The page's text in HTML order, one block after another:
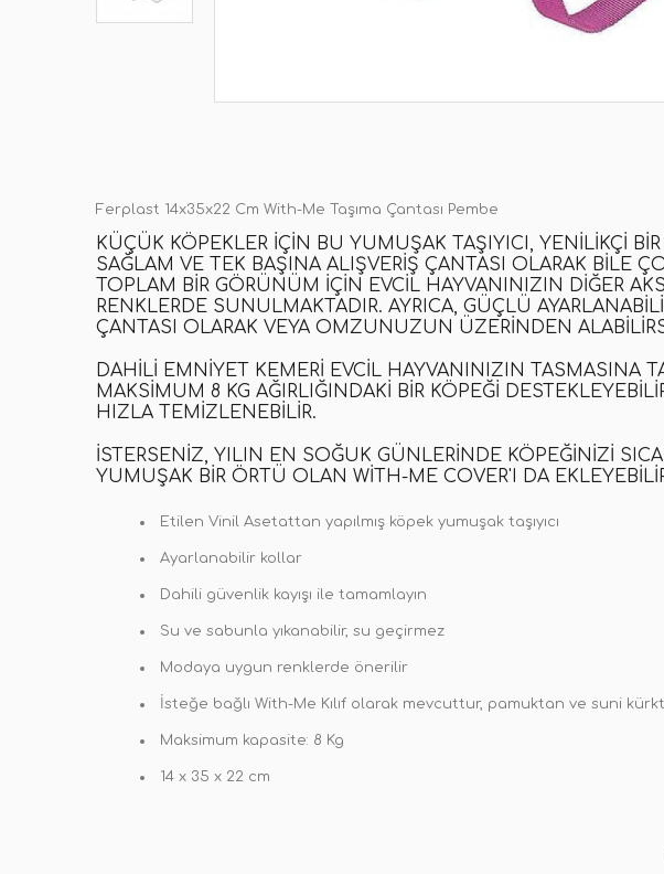
Ferplast 14x35x22 Cm With-Me Taşıma Çantası Pembe
KÜÇÜK KÖPEKLER IÇIN BU YUMUŞAK TAŞIYICI, YENILIKÇI
SAĞLAM VE TEK BAŞINA ALIŞVERIŞ ÇANTASI OLARAK BILE
TOPLAM BIR GÖRÜNÜM IÇIN EVCIL HAYVANINIZIN DIĞER
RENKLERDE SUNULMAKTADIR. AYRICA, GÜÇLÜ
ÇANTASI OLARAK VEYA OMZUNUZUN ÜZERINDEN
DAHILI EMNIYET KEMERI EVCIL HAYVANINIZIN TASMASINA
MAKSIMUM 8 KG AĞIRLIĞINDAKI BIR KÖPEĞI
HIZLA TEMIZLENEBILIR.
İSTERSENIZ, YILIN EN SOĞUK GÜNLERINDE KÖPEĞINIZI
YUMUŞAK BIR ÖRTÜ OLAN WITH-ME COVER'I DA
Etilen Vinil Asetattan yapılmış köpek yumuşak taşıyıcı
Ayarlanabilir kollar
Dahili güvenlik kayışı ile tamamlayın
Su ve sabunla yıkanabilir, su geçirmez
Modaya uygun renklerde önerilir
İsteğe bağlı With-Me Kılıf olarak mevcuttur, pamuktan ve suni
Maksimum kapasite: 8 Kg
14 x 35 x 22 cm